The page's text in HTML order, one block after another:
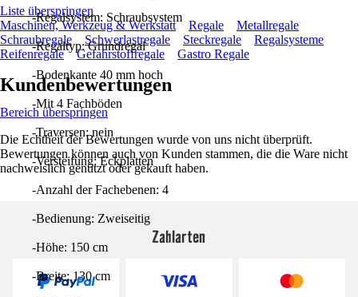
-Regalsystem: Schraubsystem
-Regaltyp: Grundregal
-Bodenkante 40 mm hoch
-Mit 4 Fachböden
-Traversen: nein
-Versteifung: Eckplatten
-Anzahl der Fachebenen: 4
-Bedienung: Zweiseitig
-Höhe: 150 cm
-Breite: 130 cm
Liste überspringen
Maschinen, Werkzeug & Werkstatt
Regale
Metallregale
Schraubregale
Schwerlastregale Steckregale
Regalsysteme
Reifenregale
Gefahrstoffregale Gastro Regale
Kundenbewertungen
Bereich überspringen
Die Echtheit der Bewertungen wurde von uns nicht überprüft.
Bewertungen können auch von Kunden stammen, die die Ware nicht
nachweislich genutzt oder gekauft haben.
Zahlarten